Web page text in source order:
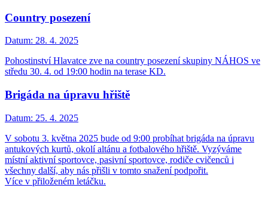
Country posezení
Datum: 28. 4. 2025
Pohostinství Hlavatce zve na country posezení skupiny NÁHOS ve
středu 30. 4. od 19:00 hodin na terase KD.
Brigáda na úpravu hřiště
Datum: 25. 4. 2025
V sobotu 3. května 2025 bude od 9:00 probíhat brigáda na úpravu
antukových kurtů, okolí altánu a fotbalového hřiště. Vyzýváme
místní aktivní sportovce, pasivní sportovce, rodiče cvičenců i
všechny další, aby nás přišli v tomto snažení podpořit.
Více v přiloženém letáčku.